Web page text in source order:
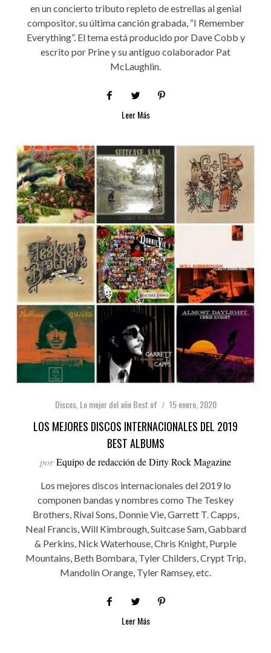
en un concierto tributo repleto de estrellas al genial
compositor, su última canción grabada, “I Remember
Everything”. El tema está producido por Dave Cobb y
escrito por Prine y su antiguo colaborador Pat
McLaughlin.
Leer Más
Discos, Lo mejor del año Best of 15 enero, 2020
LOS MEJORES DISCOS INTERNACIONALES DEL 2019
BEST ALBUMS
por Equipo de redacción de Dirty Rock Magazine
Los mejores discos internacionales del 2019 lo
componen bandas y nombres como The Teskey
Brothers, Rival Sons, Donnie Vie, Garrett T. Capps,
Neal Francis, Will Kimbrough, Suitcase Sam, Gabbard
& Perkins, Nick Waterhouse, Chris Knight, Purple
Mountains, Beth Bombara, Tyler Childers, Crypt Trip,
Mandolin Orange, Tyler Ramsey, etc.
Leer Más